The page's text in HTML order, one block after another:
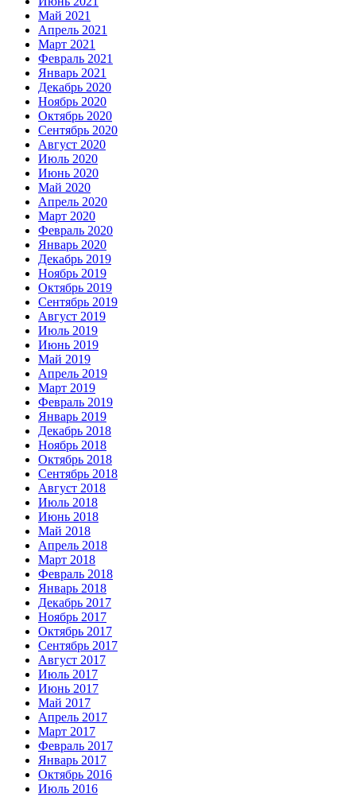
Май 2021
Апрель 2021
Март 2021
Февраль 2021
Январь 2021
Декабрь 2020
Ноябрь 2020
Октябрь 2020
Сентябрь 2020
Август 2020
Июль 2020
Июнь 2020
Май 2020
Апрель 2020
Март 2020
Февраль 2020
Январь 2020
Декабрь 2019
Ноябрь 2019
Октябрь 2019
Сентябрь 2019
Август 2019
Июль 2019
Июнь 2019
Май 2019
Апрель 2019
Март 2019
Февраль 2019
Январь 2019
Декабрь 2018
Ноябрь 2018
Октябрь 2018
Сентябрь 2018
Август 2018
Июль 2018
Июнь 2018
Май 2018
Апрель 2018
Март 2018
Февраль 2018
Январь 2018
Декабрь 2017
Ноябрь 2017
Октябрь 2017
Сентябрь 2017
Август 2017
Июль 2017
Июнь 2017
Май 2017
Апрель 2017
Март 2017
Февраль 2017
Январь 2017
Октябрь 2016
Июль 2016